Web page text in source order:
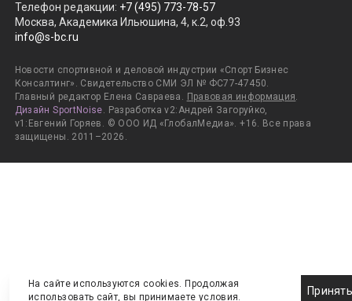
Телефон редакции: +7 (495) 773-78-57
Москва, Академика Ильюшина, 4, к.2, оф.93
info@s-bc.ru
Новости спортивной и деловой индустрии «Спорт Бизнес
Консалтинг». Свидетельство СМИ ЭЛ № ФС77-47450.
Главный редактор Елена Савраева. Правовая информация.
Дизайн SportNoise. Разработка v2:Андрей Загоруйко,
v1:Евгений Горяев. © ООО ИД «ГлобалМедиа». +16. Все права
защищены. 2011–2026.
На сайте используются cookies. Продолжая
использовать сайт, вы принимаете условия.
Принять